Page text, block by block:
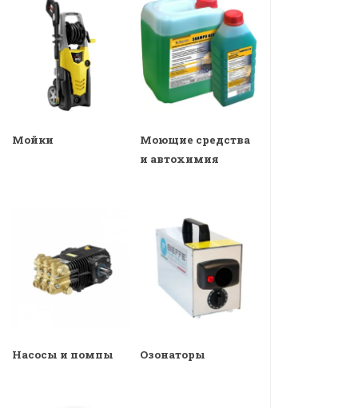
Мойки
Моющие средства
и автохимия
Насосы и помпы Озонаторы